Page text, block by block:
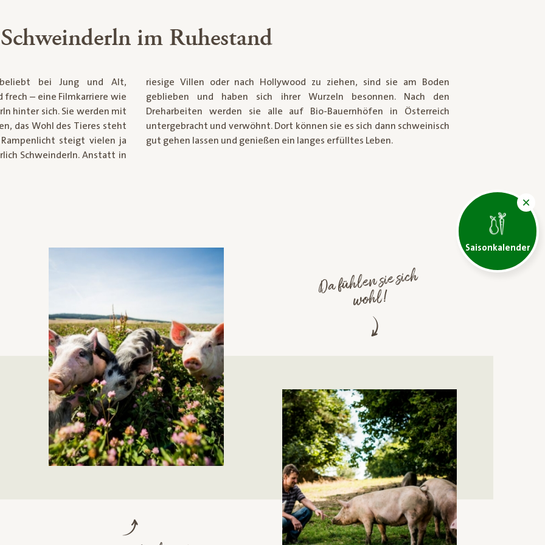
Saisonkalender
Schweinderln im Ruhestand
beliebt bei Jung und Alt,
– eine Filmkarriere wie
hinter sich. Sie werden mit
das Wohl des Tieres steht
steigt vielen ja
Schweinderln. Anstatt in
riesige Villen oder nach Hollywood zu ziehen, sind sie am Boden
geblieben und haben sich ihrer Wurzeln besonnen. Nach den
Dreharbeiten werden sie alle auf Bio-Bauernhöfen in Österreich
untergebracht und verwöhnt. Dort können sie es sich dann schweinisch
gut gehen lassen und genießen ein langes erfülltes Leben.
Da fühlen sie sich
wohl!